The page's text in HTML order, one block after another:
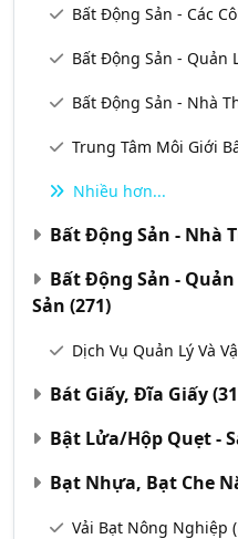
Bất Động Sản - Các
Bất Động Sản - Quản
Bất Động Sản - Nhà
Trung Tâm Môi Giới
Nhiều hơn...
Bất Động Sản - Nhà
Bất Động Sản -
Sản (271)
Dịch Vụ Quản Lý Và
Bát Giấy, Đĩa Giấy
Bật Lửa/Hộp Quẹt -
Bạt Nhựa, Bạt Che
Vải Bạt Nông Nghiệp